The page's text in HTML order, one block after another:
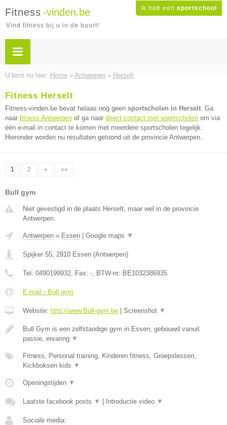
Ik heb een sportschool
Fitness -vinden.be
Vind fitness bij u in de buurt!
U bent nu hier: Home » Antwerpen » Herselt
Fitness Herselt
Fitness-vinden.be bevat helaas nog geen sportscholen in Herselt. Ga
naar fitness Antwerpen of ga naar direct contact met sportscholen om via
één e-mail in contact te komen met meerdere sportscholen tegelijk.
Hieronder worden nu resultaten getoond uit de provincie Antwerpen.
1 2 » »»
Bull gym
Niet gevestigd in de plaats Herselt, maar wel in de provincie
Antwerpen.
Antwerpen » Essen Google maps ▼
Spijker 55, 2910 Essen (Antwerpen)
Tel: 0490199932, Fax: -, BTW-nr: BE1032386935
E-mail › Bull gym
Website: http://www.Bull-gym.be Screenshot ▼
Bull Gym is een zelfstandige gym in Essen, gebouwd vanuit
passie, ervaring ▼
Fitness, Personal training, Kinderen fitness, Groepslessen,
Kickboksen kids ▼
Openingstijden ▼
Laatste facebook posts ▼ Introductie video ▼
Sociale media: